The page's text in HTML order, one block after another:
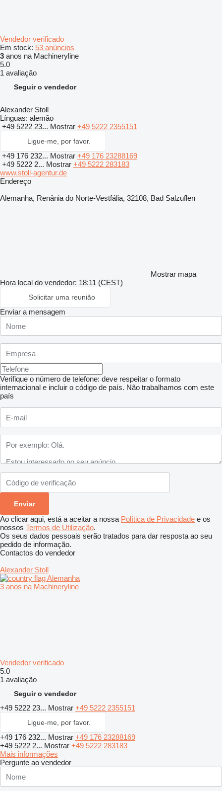
Vendedor verificado
Em stock: 53 anúncios
3 anos na Machineryline
5.0
1 avaliação
Seguir o vendedor
Alexander Stoll
Línguas: alemão
+49 5222 23... Mostrar +49 5222 2355151
Ligue-me, por favor.
+49 176 232... Mostrar +49 176 23288169
+49 5222 2... Mostrar +49 5222 283183
www.stoll-agentur.de
Endereço
Alemanha, Renânia do Norte-Vestfália, 32108, Bad Salzuflen
Mostrar mapa
Hora local do vendedor: 18:11 (CEST)
Solicitar uma reunião
Enviar a mensagem
Verifique o número de telefone: deve respeitar o formato
internacional e incluir o código de país. Não trabalhamos com este
país
Ao clicar aqui, está a aceitar a nossa Política de Privacidade e os
nossos Termos de Utilização.
Os seus dados pessoais serão tratados para dar resposta ao seu
pedido de informação.
Contactos do vendedor
Alexander Stoll
Alemanha
3 anos na Machineryline
Vendedor verificado
5.0
1 avaliação
Seguir o vendedor
+49 5222 23... Mostrar +49 5222 2355151
Ligue-me, por favor.
+49 176 232... Mostrar +49 176 23288169
+49 5222 2... Mostrar +49 5222 283183
Mais informações
Pergunte ao vendedor